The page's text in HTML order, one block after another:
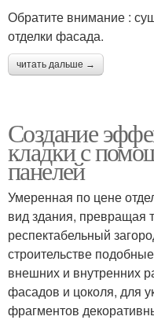
Обратите внимание :
отделки фасада.
читать дальше →
Создание
кладки с
панелей
Умеренная по цене
вид здания, превращая
респектабельный
строительстве
внешних и внутренних
фасадов и цоколя, для
фрагментов